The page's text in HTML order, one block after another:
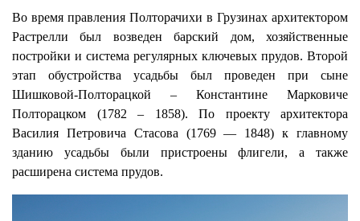
Во время правления Полторачихи в Грузинах архитектором
Растрелли был возведен барский дом, хозяйственные
постройки и система регулярных ключевых прудов. Второй
этап обустройства усадьбы был проведен при сыне
Шишковой-Полторацкой – Константине Марковиче
Полторацком (1782 – 1858). По проекту архитектора
Василия Петровича Стасова (1769 — 1848) к главному
зданию усадьбы были пристроены флигели, а также
расширена система прудов.